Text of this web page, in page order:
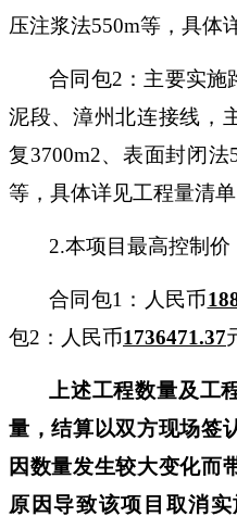
压注浆法550m等 ， 具体
合同包2：主要实施
泥段、漳州北连接线，
复3700m2、表面封闭法
等，具体详见工程量清单
2.本项目最高控制价
合同包1：人民币
包2：人民币1736471.37
上述工程数量及工
量，结算以双方现场签
因数量发生较大变化而
原因导致该项目取消